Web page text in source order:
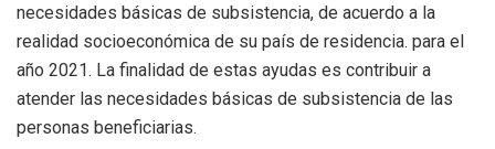
necesidades básicas de subsistencia, de acuerdo a la
realidad socioeconómica de su país de residencia. para el
año 2021. La finalidad de estas ayudas es contribuir a
atender las necesidades básicas de subsistencia de las
personas beneficiarias.